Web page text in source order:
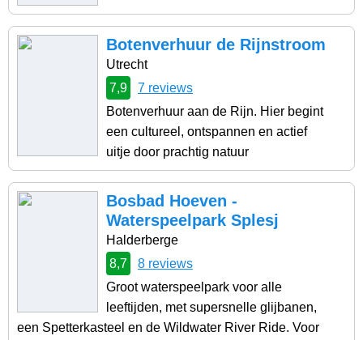
Botenverhuur de Rijnstroom
Utrecht
7,9
7 reviews
Botenverhuur aan de Rijn. Hier begint
een cultureel, ontspannen en actief
uitje door prachtig natuur
Bosbad Hoeven -
Waterspeelpark Splesj
Halderberge
8,7
8 reviews
Groot waterspeelpark voor alle
leeftijden, met supersnelle glijbanen,
een Spetterkasteel en de Wildwater River Ride. Voor